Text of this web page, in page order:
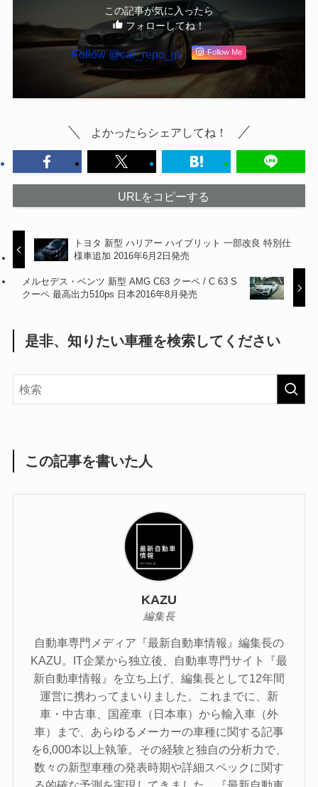
この記事が気に入ったら
フォローしてね！
Follow @car_repo_jp Follow Me
よかったらシェアしてね！
URLをコピーする
トヨタ 新型 ハリアー ハイブリット 一部改良 特別仕
様車追加 2016年6月2日発売
メルセデス・ベンツ 新型 AMG C63 クーペ / C 63 S
クーペ 最高出力510ps 日本2016年8月発売
是非、知りたい車種を検索してください
この記事を書いた人
KAZU
編集長
自動車専門メディア『最新自動車情報』編集長の
KAZU。IT企業から独立後、自動車専門サイト『最
新自動車情報』を立ち上げ、編集長として12年間
運営に携わってまいりました。これまでに、新
車・中古車、国産車（日本車）から輸入車（外
車）まで、あらゆるメーカーの車種に関する記事
を6,000本以上執筆。その経験と独自の分析力で、
数々の新型車種の発表時期や詳細スペックに関す